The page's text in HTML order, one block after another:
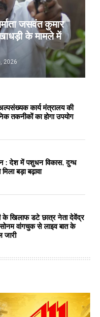
जसवंत कुमार
के मामले में
2026
कार्य मंत्रालय की
का होगा उपयोग
: देश में पशुधन विकास, दुग्ध
बड़ा बढ़ावा
के खिलाफ डटे छात्र नेता देवेंद्र
सोनम वांगचुक से लाइव बात के
जारी